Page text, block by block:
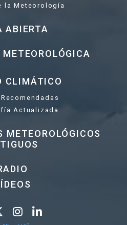
la Meteorología
ABIERTA
CLIMÁTICO
Actualizada
METEOROLÓGICOS